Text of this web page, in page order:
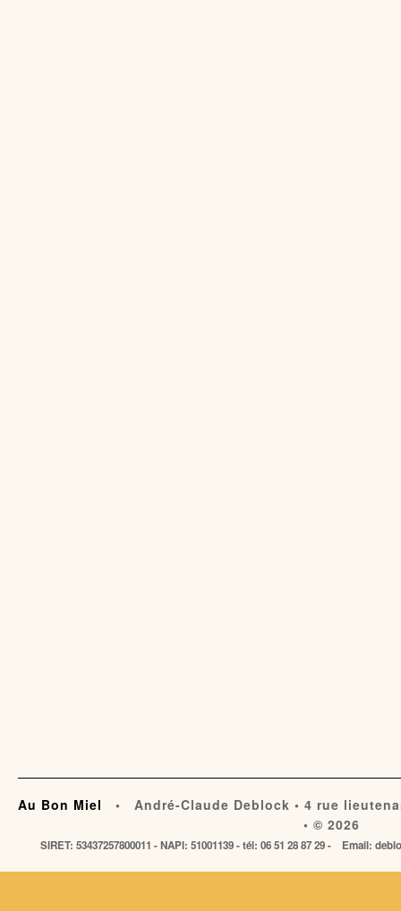
Au Bon Miel
• André-Claude Deblock • 4 rue
• © 2026
SIRET: 53437257800011 - NAPI: 51001139 - tél: 06 51 28 87 29 - Email: